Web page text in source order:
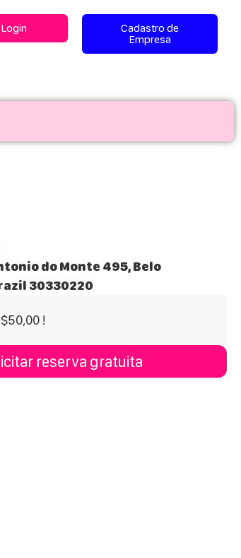
Login
Cadastro de
Empresa
do Monte 495, Belo
30330220
!
reserva gratuita